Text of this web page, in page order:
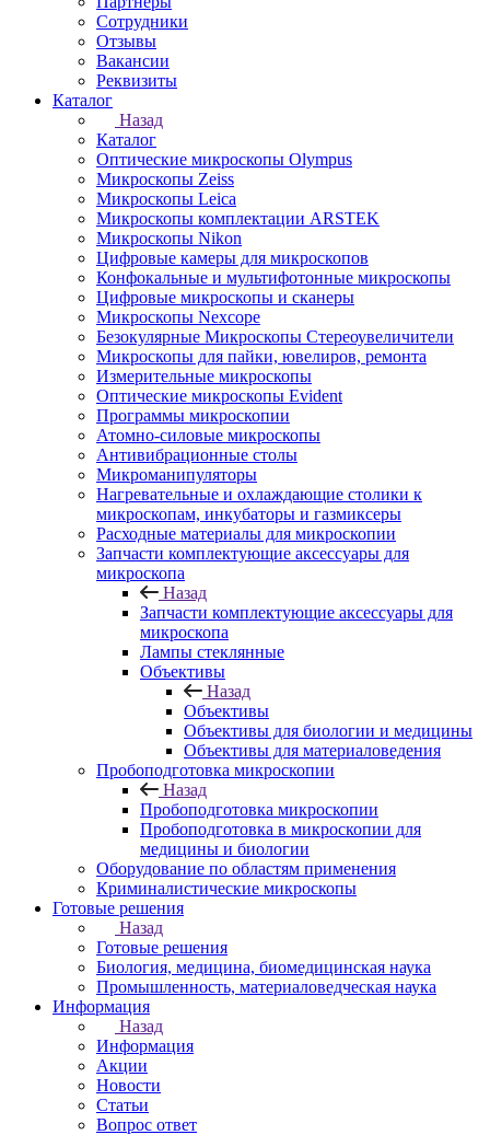
Сотрудники
Отзывы
Вакансии
Реквизиты
Каталог
Назад
Каталог
Оптические микроскопы Olympus
Микроскопы Zeiss
Микроскопы Leica
Микроскопы комплектации ARSTEK
Микроскопы Nikon
Цифровые камеры для микроскопов
Конфокальные и мультифотонные микроскопы
Цифровые микроскопы и сканеры
Микроскопы Nexcope
Безокулярные Микроскопы Стереоувеличители
Микроскопы для пайки, ювелиров, ремонта
Измерительные микроскопы
Оптические микроскопы Evident
Программы микроскопии
Атомно-силовые микроскопы
Антивибрационные столы
Микроманипуляторы
Нагревательные и охлаждающие столики к
микроскопам, инкубаторы и газмиксеры
Расходные материалы для микроскопии
Запчасти комплектующие аксессуары для
микроскопа
Назад
Запчасти комплектующие аксессуары для
микроскопа
Лампы стеклянные
Объективы
Назад
Объективы
Объективы для биологии и медицины
Объективы для материаловедения
Пробоподготовка микроскопии
Назад
Пробоподготовка микроскопии
Пробоподготовка в микроскопии для
медицины и биологии
Оборудование по областям применения
Криминалистические микроскопы
Готовые решения
Назад
Готовые решения
Биология, медицина, биомедицинская наука
Промышленность, материаловедческая наука
Информация
Назад
Информация
Акции
Новости
Статьи
Вопрос ответ